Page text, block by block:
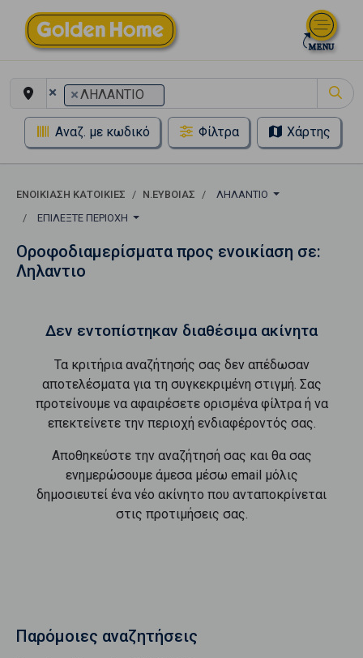
× ×ΛΗΛΑΝΤΙΟ
Αναζ. με κωδικό Φίλτρα Χάρτης
ΕΝΟΙΚΊΑΣΗ ΚΑΤΟΙΚΊΕΣ Ν.ΕΥΒΟΙΑΣ
ΛΗΛΑΝΤΙΟ
ΕΠΙΛΈΞΤΕ ΠΕΡΙΟΧΉ
Οροφοδιαμερίσματα προς ενοικίαση σε:
Ληλαντιο
Δεν εντοπίστηκαν διαθέσιμα ακίνητα
Τα κριτήρια αναζήτησής σας δεν απέδωσαν
αποτελέσματα για τη συγκεκριμένη στιγμή. Σας
προτείνουμε να αφαιρέσετε ορισμένα φίλτρα ή να
επεκτείνετε την περιοχή ενδιαφέροντός σας.
Αποθηκεύστε την αναζήτησή σας και θα σας
ενημερώσουμε άμεσα μέσω email μόλις
δημοσιευτεί ένα νέο ακίνητο που ανταποκρίνεται
στις προτιμήσεις σας.
Παρόμοιες αναζητήσεις